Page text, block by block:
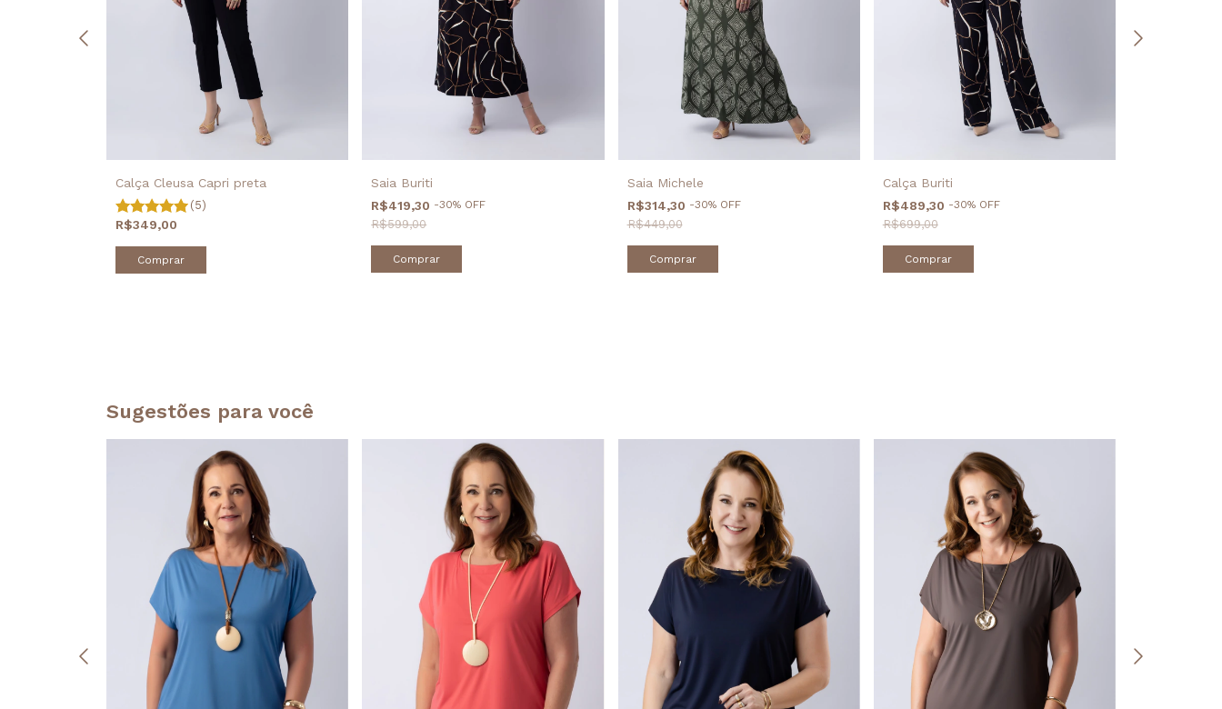
Calça Cleusa Capri preta
(5)
R$349,00
Comprar
Saia Buriti
R$419,30 -30% OFF
R$599,00
Comprar
Saia Michele
R$314,30 -30% OFF
R$449,00
Comprar
Calça Buriti
R$489,30 -30% OFF
R$699,00
Comprar
Sugestões para você